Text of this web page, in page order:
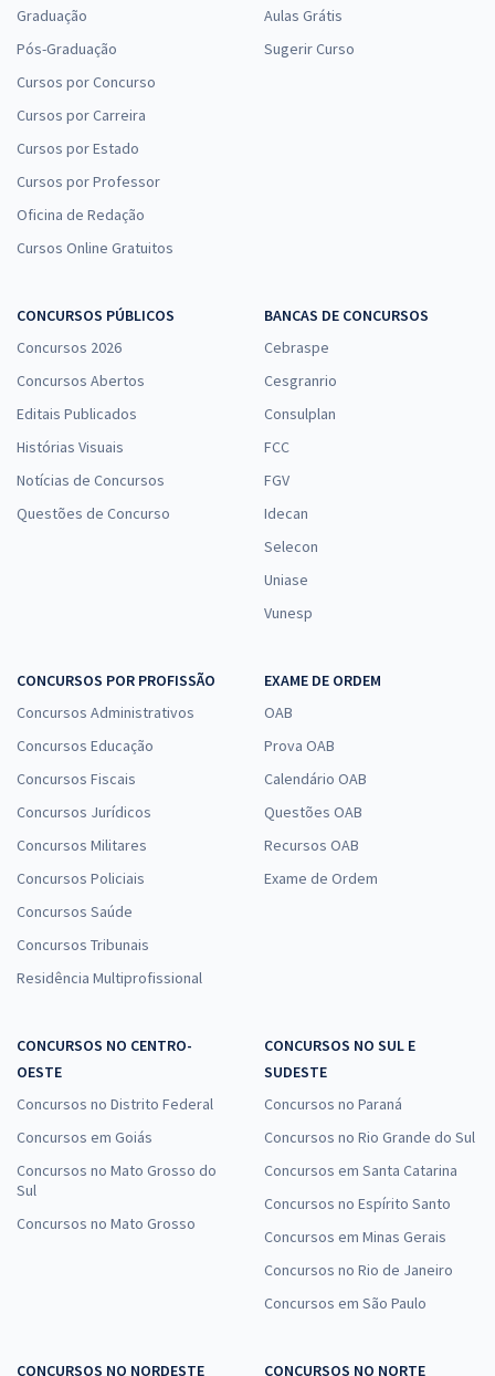
Graduação
Pós-Graduação
Cursos por Concurso
Cursos por Carreira
Cursos por Estado
Cursos por Professor
Oficina de Redação
Cursos Online Gratuitos
Aulas Grátis
Sugerir Curso
CONCURSOS PÚBLICOS
Concursos 2026
Concursos Abertos
Editais Publicados
Histórias Visuais
Notícias de Concursos
Questões de Concurso
BANCAS DE CONCURSOS
Cebraspe
Cesgranrio
Consulplan
FCC
FGV
Idecan
Selecon
Uniase
Vunesp
CONCURSOS POR PROFISSÃO
Concursos Administrativos
Concursos Educação
Concursos Fiscais
Concursos Jurídicos
Concursos Militares
Concursos Policiais
Concursos Saúde
Concursos Tribunais
Residência Multiprofissional
EXAME DE ORDEM
OAB
Prova OAB
Calendário OAB
Questões OAB
Recursos OAB
Exame de Ordem
CONCURSOS NO CENTRO-
OESTE
Concursos no Distrito Federal
Concursos em Goiás
Concursos no Mato Grosso do
Sul
Concursos no Mato Grosso
CONCURSOS NO SUL E
SUDESTE
Concursos no Paraná
Concursos no Rio Grande do Sul
Concursos em Santa Catarina
Concursos no Espírito Santo
Concursos em Minas Gerais
Concursos no Rio de Janeiro
Concursos em São Paulo
CONCURSOS NO NORDESTE
CONCURSOS NO NORTE